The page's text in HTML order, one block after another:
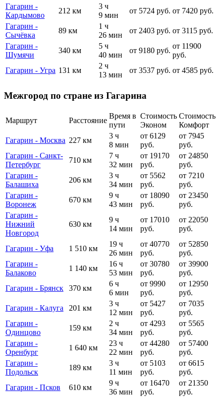
Гагарин -
Кардымово
212 км
3 ч
9 мин
от 5724 руб. от 7420 руб.
Гагарин -
Сычёвка
89 км
1 ч
26 мин
от 2403 руб. от 3115 руб.
Гагарин -
Шумячи
340 км
5 ч
40 мин
от 9180 руб.
от 11900
руб.
Гагарин - Угра 131 км
2 ч
13 мин
от 3537 руб. от 4585 руб.
Межгород по стране из Гагарина
Маршрут Расстояние
Время в
пути
Стоимость
Эконом
Стоимость
Комфорт
Гагарин - Москва 227 км
3 ч
8 мин
от 6129
руб.
от 7945
руб.
Гагарин - Санкт-
Петербург
710 км
7 ч
32 мин
от 19170
руб.
от 24850
руб.
Гагарин -
Балашиха
206 км
3 ч
34 мин
от 5562
руб.
от 7210
руб.
Гагарин -
Воронеж
670 км
9 ч
43 мин
от 18090
руб.
от 23450
руб.
Гагарин -
Нижний
Новгород
630 км
9 ч
14 мин
от 17010
руб.
от 22050
руб.
Гагарин - Уфа 1 510 км
19 ч
26 мин
от 40770
руб.
от 52850
руб.
Гагарин -
Балаково
1 140 км
16 ч
53 мин
от 30780
руб.
от 39900
руб.
Гагарин - Брянск
370 км
6 ч
6 мин
от 9990
руб.
от 12950
руб.
Гагарин - Калуга
201 км
3 ч
12 мин
от 5427
руб.
от 7035
руб.
Гагарин -
Одинцово
159 км
2 ч
34 мин
от 4293
руб.
от 5565
руб.
Гагарин -
Оренбург
1 640 км
23 ч
22 мин
от 44280
руб.
от 57400
руб.
Гагарин -
Подольск
189 км
3 ч
11 мин
от 5103
руб.
от 6615
руб.
Гагарин - Псков
610 км
9 ч
36 мин
от 16470
руб.
от 21350
руб.